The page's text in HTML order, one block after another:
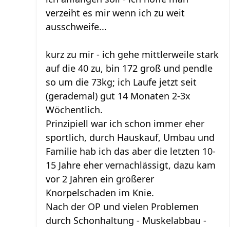
verzeiht es mir wenn ich zu weit
ausschweife...
kurz zu mir - ich gehe mittlerweile stark
auf die 40 zu, bin 172 groß und pendle
so um die 73kg; ich Laufe jetzt seit
(gerademal) gut 14 Monaten 2-3x
Wöchentlich.
Prinzipiell war ich schon immer eher
sportlich, durch Hauskauf, Umbau und
Familie hab ich das aber die letzten 10-
15 Jahre eher vernachlässigt, dazu kam
vor 2 Jahren ein größerer
Knorpelschaden im Knie.
Nach der OP und vielen Problemen
durch Schonhaltung - Muskelabbau -